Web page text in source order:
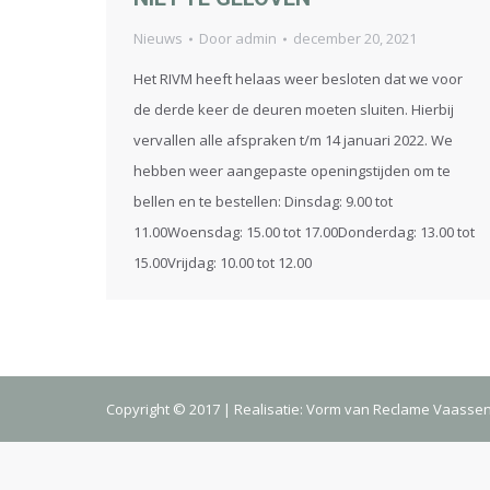
Nieuws Door admin december 20, 2021
Het RIVM heeft helaas weer besloten dat we voor
de derde keer de deuren moeten sluiten. Hierbij
vervallen alle afspraken t/m 14 januari 2022. We
hebben weer aangepaste openingstijden om te
bellen en te bestellen: Dinsdag: 9.00 tot
11.00Woensdag: 15.00 tot 17.00Donderdag: 13.00 tot
15.00Vrijdag: 10.00 tot 12.00
Copyright © 2017 | Realisatie: Vorm van Reclame